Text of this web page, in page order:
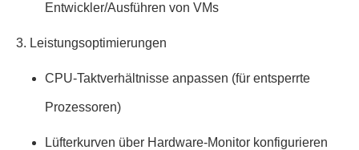
Entwickler/Ausführen von VMs
3. Leistungsoptimierungen
CPU-Taktverhältnisse anpassen (für entsperrte
Prozessoren)
Lüfterkurven über Hardware-Monitor konfigurieren